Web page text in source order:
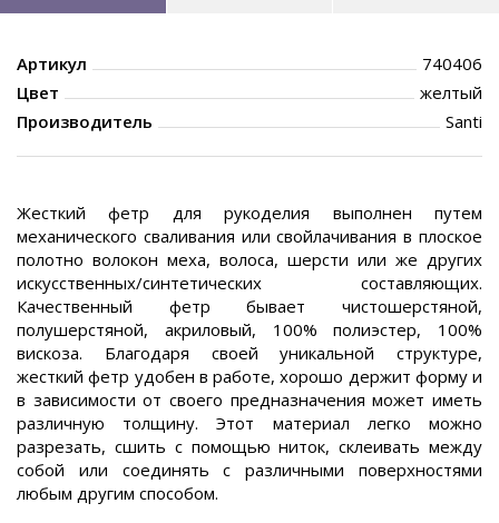
Артикул
740406
Цвет
желтый
Производитель
Santi
Жесткий фетр для рукоделия выполнен путем
механического сваливания или свойлачивания в плоское
полотно волокон меха, волоса, шерсти или же других
искусственных/синтетических составляющих.
Качественный фетр бывает чистошерстяной,
полушерстяной, акриловый, 100% полиэстер, 100%
вискоза. Благодаря своей уникальной структуре,
жесткий фетр удобен в работе, хорошо держит форму и
в зависимости от своего предназначения может иметь
различную толщину. Этот материал легко можно
разрезать, сшить с помощью ниток, склеивать между
собой или соединять с различными поверхностями
любым другим способом.